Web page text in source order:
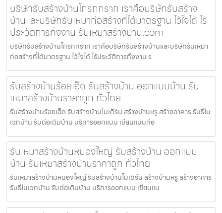
บริษัทรับสร้างบ้านโกรกกราก เราคือบริษัทรับสร้าง
บ้านและบริษัทรับเหมาก่อสร้างที่ได้มาตรฐาน ไว้ใจได้ ไร้
ประวัติการทิ้งงาน รับเหมาสร้างบ้าน.com
บริษัทรับสร้างบ้านโกรกกราก เราคือบริษัทรับสร้างบ้านและบริษัทรับเหมา
ก่อสร้างที่ได้มาตรฐาน ไว้ใจได้ ไร้ประวัติการทิ้งงาน ร
รับสร้างบ้านร้อยเอ็ด รับสร้างบ้าน ออกแบบบ้าน รับ
เหมาสร้างบ้านราคาถูก ทั่วไทย
รับสร้างบ้านร้อยเอ็ด รับสร้างบ้านโมเดิร์น สร้างบ้านหรู สร้างอาคาร รับรีโน
เวทบ้าน รับต่อเติมบ้าน บริการออกแบบ เขียนแบบก่อ
รับเหมาสร้างบ้านหนองใหญ่ รับสร้างบ้าน ออกแบบ
บ้าน รับเหมาสร้างบ้านราคาถูก ทั่วไทย
รับเหมาสร้างบ้านหนองใหญ่ รับสร้างบ้านโมเดิร์น สร้างบ้านหรู สร้างอาคาร
รับรีโนเวทบ้าน รับต่อเติมบ้าน บริการออกแบบ เขียนแบ